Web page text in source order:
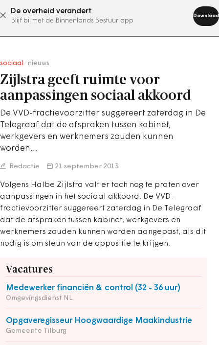
De overheid verandert
Blijf bij met de Binnenlands Bestuur app
Download
abonneer nu
sociaal nieuws
Zijlstra geeft ruimte voor
aanpassingen sociaal akkoord
De VVD-fractievoorzitter suggereert zaterdag in De
Telegraaf dat de afspraken tussen kabinet,
werkgevers en werknemers zouden kunnen
worden…
Redactie 21 september 2013
Volgens Halbe Zijlstra valt er toch nog te praten over
aanpassingen in het sociaal akkoord. De VVD-
fractievoorzitter suggereert zaterdag in De Telegraaf
dat de afspraken tussen kabinet, werkgevers en
werknemers zouden kunnen worden aangepast, als dit
nodig is om steun van de oppositie te krijgen.
Vacatures
Medewerker financiën & control (32 - 36 uur)
Omgevingsdienst NL
Opgaveregisseur Hoogwaardige Maakindustrie
Gemeente Tilburg